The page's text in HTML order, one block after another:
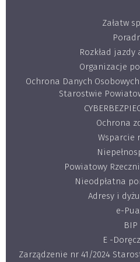
Załatw
Rozkład
Organizacje
Ochrona Danych
Starostwie
Ochrona
Wsparcie
Powiatowy
Nieodpłatna
Adresy i
e-
BIP
E -
Zarządzenie nr 41/2024